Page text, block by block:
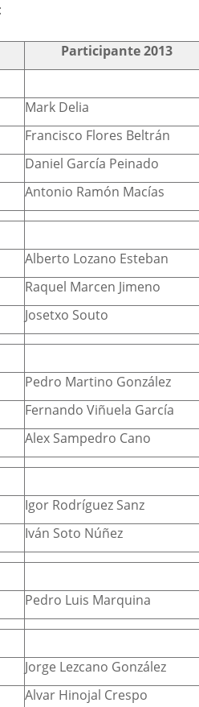
Participante 2013
Mark Delia
Francisco Flores Beltrán
Daniel García Peinado
Antonio Ramón Macías
Alberto Lozano Esteban
Raquel Marcen Jimeno
Josetxo Souto
Pedro Martino González
Fernando Viñuela García
Alex Sampedro Cano
Igor Rodríguez Sanz
Iván Soto Núñez
Pedro Luis Marquina
Jorge Lezcano González
Alvar Hinojal Crespo